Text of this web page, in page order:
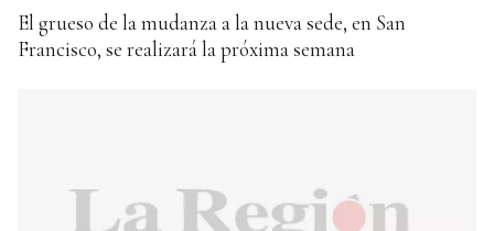
El grueso de la mudanza a la nueva sede, en San
Francisco, se realizará la próxima semana